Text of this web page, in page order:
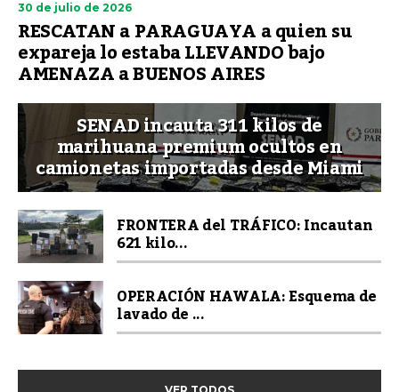
30 de julio de 2026
RESCATAN a PARAGUAYA a quien su
expareja lo estaba LLEVANDO bajo
AMENAZA a BUENOS AIRES
SENAD incauta 311 kilos de
marihuana premium ocultos en
camionetas importadas desde Miami
FRONTERA del TRÁFICO: Incautan
621 kilo...
OPERACIÓN HAWALA: Esquema de
lavado de ...